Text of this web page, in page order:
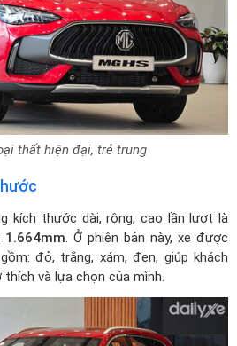
thất hiện đại, trẻ trung
kích thước dài, rộng, cao lần lượt là
. Ở phiên bản này, xe được
đỏ, trắng, xám, đen, giúp khách
và lựa chọn của mình.